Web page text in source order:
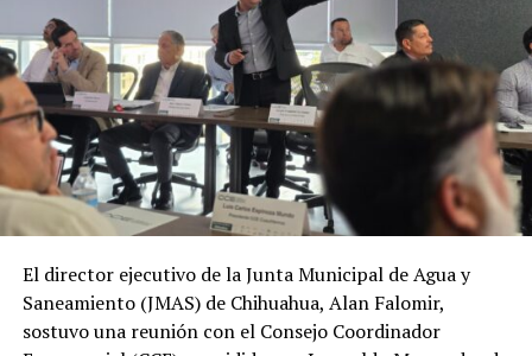
El director ejecutivo de la Junta Municipal de Agua y
Saneamiento (JMAS) de Chihuahua, Alan Falomir,
sostuvo una reunión con el Consejo Coordinador